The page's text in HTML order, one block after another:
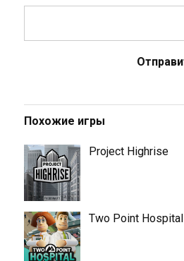
Похожие игры
Project Highrise
Two Point Hospital